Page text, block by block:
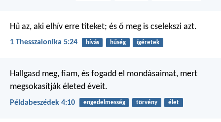
Hű az, aki elhív erre titeket; és ő meg is cselekszi azt.
1 Thesszalonika 5:24 hívás hűség ígéretek
Hallgasd meg, fiam, és fogadd el mondásaimat, mert
megsokasítják életed éveit.
Példabeszédek 4:10 engedelmesség törvény élet